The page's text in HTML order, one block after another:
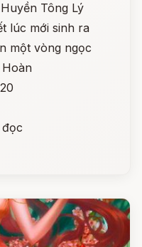
Tông Lý
lúc mới sinh ra
một vòng ngọc